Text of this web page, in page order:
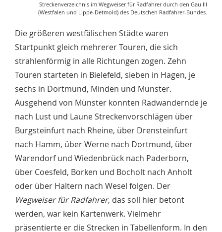
Streckenverzeichnis im Wegweiser für Radfahrer durch den Gau III
(Westfalen und Lippe-Detmold) des Deutschen Radfahrer-Bundes.
Die größeren westfälischen Städte waren
Startpunkt gleich mehrerer Touren, die sich
strahlenförmig in alle Richtungen zogen. Zehn
Touren starteten in Bielefeld, sieben in Hagen, je
sechs in Dortmund, Minden und Münster.
Ausgehend von Münster konnten Radwandernde je
nach Lust und Laune Streckenvorschlägen über
Burgsteinfurt nach Rheine, über Drensteinfurt
nach Hamm, über Werne nach Dortmund, über
Warendorf und Wiedenbrück nach Paderborn,
über Coesfeld, Borken und Bocholt nach Anholt
oder über Haltern nach Wesel folgen. Der
Wegweiser für Radfahrer, das soll hier betont
werden, war kein Kartenwerk. Vielmehr
präsentierte er die Strecken in Tabellenform. In den